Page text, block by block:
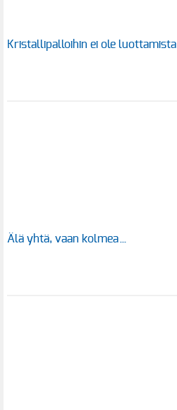
Kristallipalloihin ei ole luottamista
Älä yhtä, vaan kolmea…